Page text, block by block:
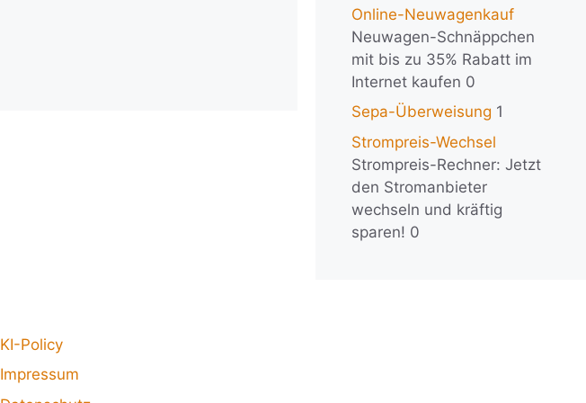
Online-Neuwagenkauf
Neuwagen-Schnäppchen
mit bis zu 35% Rabatt im
Internet kaufen 0
Sepa-Überweisung 1
Strompreis-Wechsel
Strompreis-Rechner: Jetzt
den Stromanbieter
wechseln und kräftig
sparen! 0
KI-Policy
Impressum